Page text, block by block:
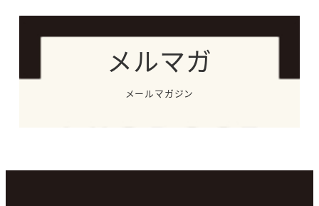
メルマガ
メールマガジン